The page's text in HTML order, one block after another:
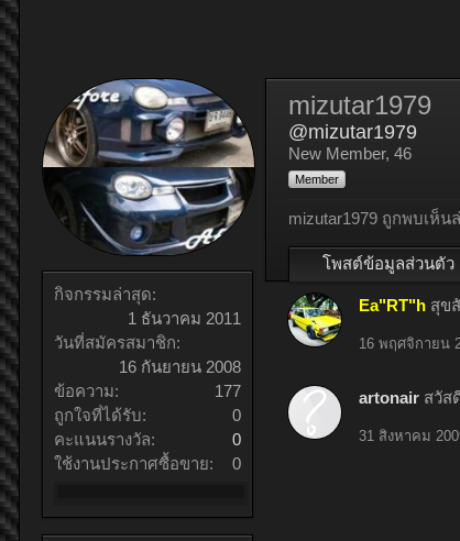
กิจกรรมล่าสุด:
1 ธันวาคม 2011
วันที่สมัครสมาชิก:
16 กันยายน 2008
ข้อความ:
177
ถูกใจที่ได้รับ:
0
คะแนนรางวัล:
0
ใช้งานประกาศซื้อขาย:
0
mizutar1979
@mizutar1979
New Member, 46
Member
mizutar1979 ถูกพบเห็น
โพสต์ข้อมูลส่วนตัว
Ea"RT"h สุข
16 พฤศจิกายน
artonair สวัส
31 สิงหาคม